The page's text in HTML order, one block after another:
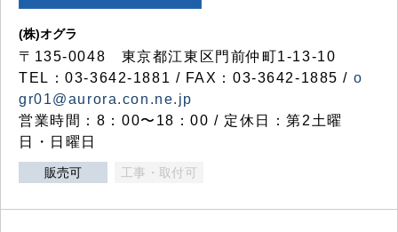
(株)オグラ
〒135-0048 東京都江東区門前仲町1-13-10
TEL：03-3642-1881 / FAX：03-3642-1885 / o
gr01@aurora.con.ne.jp
営業時間：8：00〜18：00 / 定休日：第2土曜
日・日曜日
販売可 工事・取付可